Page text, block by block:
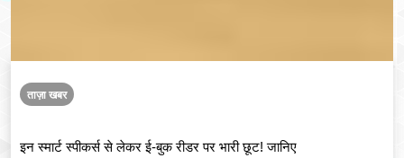
ताज़ा खबर
इन स्मार्ट स्पीकर्स से लेकर ई-बुक रीडर पर भारी छूट! जानिए